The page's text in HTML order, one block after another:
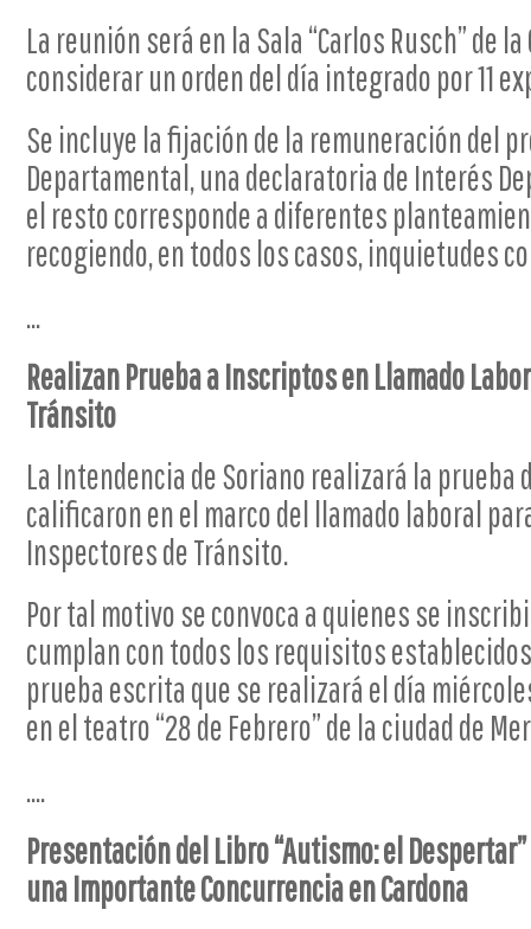
La reunión será en la Sala “Carlos Rusch” de
considerar un orden del día integrado por 11
Se incluye la fijación de la remuneración del
Departamental, una declaratoria de Interés
el resto corresponde a diferentes
recogiendo, en todos los casos, inquietudes
...
Realizan Prueba a Inscriptos en Llamado
Tránsito
La Intendencia de Soriano realizará la prueba
calificaron en el marco del llamado laboral
Inspectores de Tránsito.
Por tal motivo se convoca a quienes se
cumplan con todos los requisitos
prueba escrita que se realizará el día
en el teatro “28 de Febrero” de la ciudad de
....
Presentación del Libro “Autismo: el
una Importante Concurrencia en Cardona